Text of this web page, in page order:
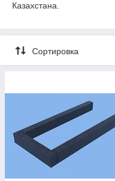
Казахстана.
Сортировка